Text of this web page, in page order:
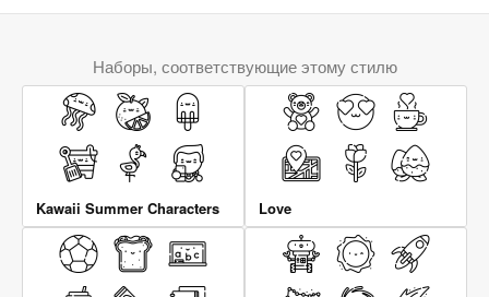
Наборы, соответствующие этому стилю
Kawaii Summer Characters Love